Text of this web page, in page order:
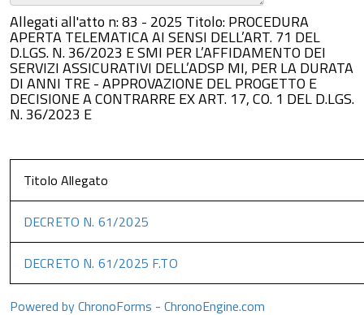
Allegati all'atto n: 83 - 2025 Titolo: PROCEDURA
APERTA TELEMATICA AI SENSI DELL’ART. 71 DEL
D.LGS. N. 36/2023 E SMI PER L’AFFIDAMENTO DEI
SERVIZI ASSICURATIVI DELL’ADSP MI, PER LA DURATA
DI ANNI TRE - APPROVAZIONE DEL PROGETTO E
DECISIONE A CONTRARRE EX ART. 17, CO. 1 DEL D.LGS.
N. 36/2023 E
Titolo Allegato
DECRETO N. 61/2025
DECRETO N. 61/2025 F.TO
Powered by ChronoForms - ChronoEngine.com